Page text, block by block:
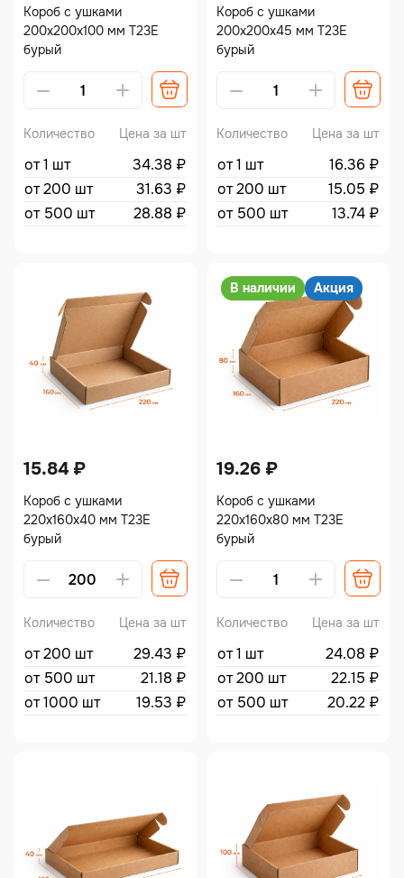
Короб с ушками
200х200х100 мм Т23Е
бурый
Количество Цена за шт
от 1 шт 34.38 ₽
от 200 шт
31.63 ₽
от 500 шт
28.88 ₽
Короб с ушками
200х200х45 мм Т23Е
бурый
Количество Цена за шт
от 1 шт 16.36 ₽
от 200 шт
15.05 ₽
от 500 шт
13.74 ₽
15.84 ₽
Короб с ушками
220х160х40 мм Т23Е
бурый
Количество Цена за шт
от 200 шт 29.43 ₽
от 500 шт
21.18 ₽
от 1000 шт
19.53 ₽
В наличии Акция
19.26 ₽
Короб с ушками
220х160х80 мм Т23Е
бурый
Количество Цена за шт
от 1 шт 24.08 ₽
от 200 шт
22.15 ₽
от 500 шт
20.22 ₽